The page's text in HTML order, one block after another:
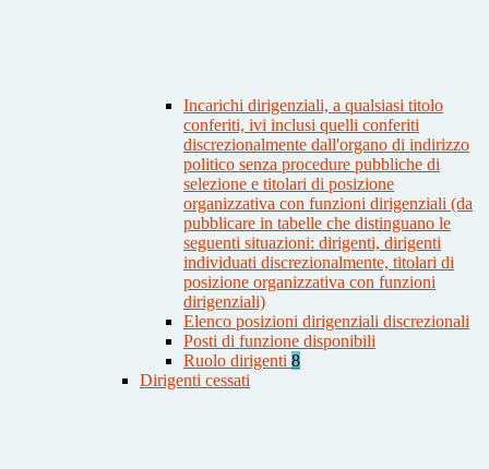
Incarichi dirigenziali, a qualsiasi titolo
conferiti, ivi inclusi quelli conferiti
discrezionalmente dall'organo di indirizzo
politico senza procedure pubbliche di
selezione e titolari di posizione
organizzativa con funzioni dirigenziali (da
pubblicare in tabelle che distinguano le
seguenti situazioni: dirigenti, dirigenti
individuati discrezionalmente, titolari di
posizione organizzativa con funzioni
dirigenziali)
Elenco posizioni dirigenziali discrezionali
Posti di funzione disponibili
Ruolo dirigenti 8
Dirigenti cessati